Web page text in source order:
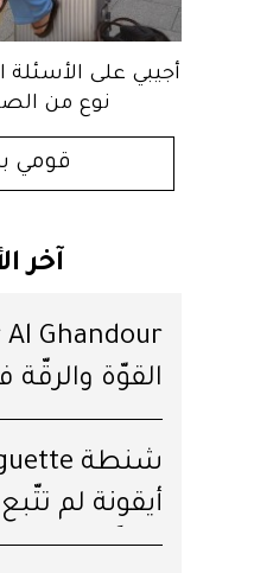
أجيبي على الأسئلة
نوع من
قومي
آخر
القوّة والرقّة
خاصّة
أيقونة لم
يوماً!